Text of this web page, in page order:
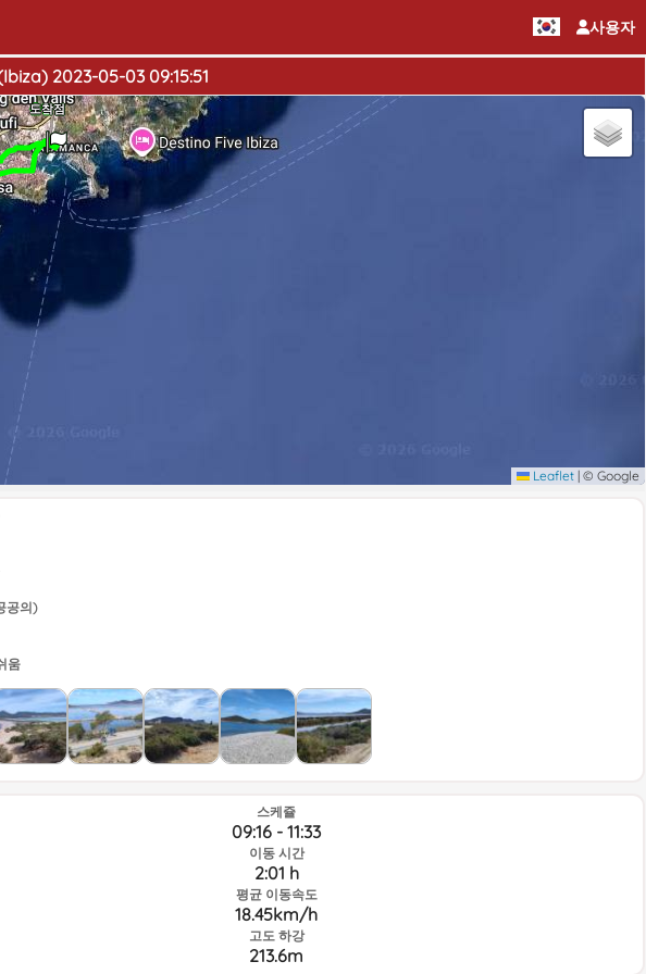
사용자
2023-05-03 09:15:51
출발점
도착점
Leaflet | © Google
공의)
움
스케쥴
09:16 - 11:33
이동 시간
2:01 h
평균 이동속도
18.45km/h
고도 하강
213.6m